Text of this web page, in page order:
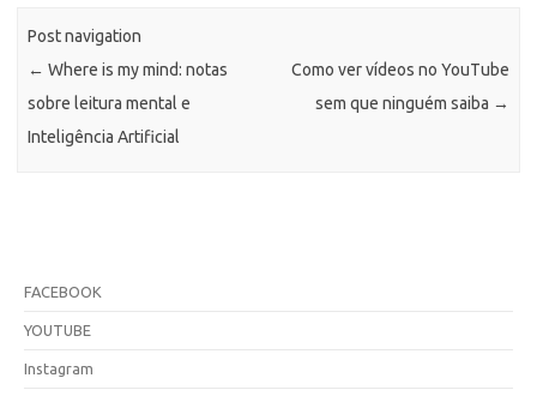
Post navigation
← Where is my mind: notas
sobre leitura mental e
Inteligência Artificial
Como ver vídeos no YouTube
sem que ninguém saiba →
FACEBOOK
YOUTUBE
Instagram